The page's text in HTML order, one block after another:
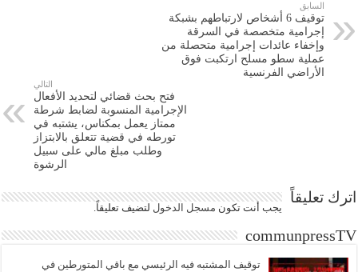
السابق
توقيف 6 أشخاص لارتباطهم بشبكة
إجرامية متخصصة في السرقة
وإخفاء عائدات إجرامية متحصلة من
عملية سطو مسلح ارتكبت فوق
الأراضي الفرنسية
التالي
فتح بحث قضائي لتحديد الأفعال
الإجرامية المنسوبة لضابط شرطة
ممتاز يعمل بمكناس، يشتبه في
تورطه في قضية تتعلق بالابتزاز
وطلب مبلغ مالي على سبيل
الرشوة
اترك تعليقاً
يجب أنت تكون مسجل الدخول لتضيف تعليقاً.
communpressTV
توقيف المشتبه فيه الرئيسي مع باقي المتورطين في